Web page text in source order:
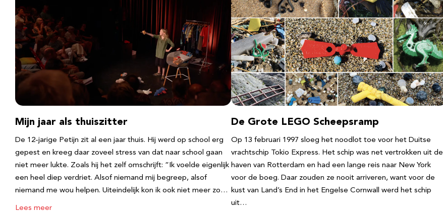
Mijn jaar als thuiszitter
De 12-jarige Petijn zit al een jaar thuis. Hij werd op school erg
gepest en kreeg daar zoveel stress van dat naar school gaan
niet meer lukte. Zoals hij het zelf omschrijft: “Ik voelde eigenlijk
een heel diep verdriet. Alsof niemand mij begreep, alsof
niemand me wou helpen. Uiteindelijk kon ik ook niet meer zo…
Lees meer
De Grote LEGO Scheepsramp
Op 13 februari 1997 sloeg het noodlot toe voor het Duitse
vrachtschip Tokio Express. Het schip was net vertrokken uit de
haven van Rotterdam en had een lange reis naar New York
voor de boeg. Daar zouden ze nooit arriveren, want voor de
kust van Land’s End in het Engelse Cornwall werd het schip
uit…